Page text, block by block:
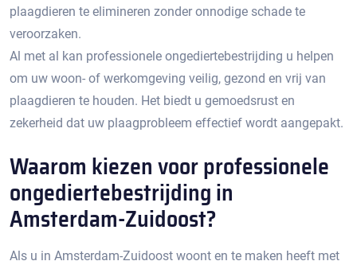
plaagdieren te elimineren zonder onnodige schade te
veroorzaken.​
Al met al kan professionele ongediertebestrijding u helpen
om uw woon- of werkomgeving veilig, gezond en vrij van
plaagdieren te houden.​ Het biedt u gemoedsrust en
zekerheid dat uw plaagprobleem effectief wordt aangepakt.
Waarom kiezen voor professionele
ongediertebestrijding in
Amsterdam-Zuidoost?​
Als u in Amsterdam-Zuidoost woont en te maken heeft met